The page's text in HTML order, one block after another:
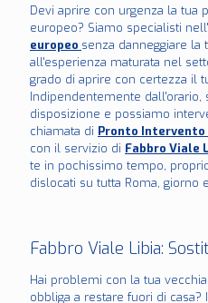
Devi aprire con urgenza la tua
europeo? Siamo specialisti nell'
europeo senza danneggiare la
all'esperienza maturata nel
grado di aprire con certezza il
Indipendentemente dall'orario,
disposizione e possiamo
chiamata di Pronto Intervento
con il servizio di Fabbro Viale
te in pochissimo tempo,
dislocati su tutta Roma, giorno
Fabbro Viale Libia:
Hai problemi con la tua
obbliga a restare fuori di